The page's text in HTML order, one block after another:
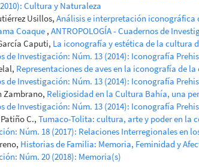
Cultura y Naturaleza
Usillos, Análisis e interpretación iconográfica
Coaque , ANTROPOLOGÍA - Cuadernos de
Caputi, La iconografía y estética de la cultura
de Investigación: Núm. 13 (2014): Iconografía
Representaciones de aves en la iconografía de
de Investigación: Núm. 13 (2014): Iconografía
Zambrano, Religiosidad en la Cultura Bahía, una
de Investigación: Núm. 13 (2014): Iconografía
C., Tumaco-Tolita: cultura, arte y poder en la
Núm. 18 (2017): Relaciones Interregionales en
Historias de Familia: Memoria, Feminidad y
Núm. 20 (2018): Memoria(s)